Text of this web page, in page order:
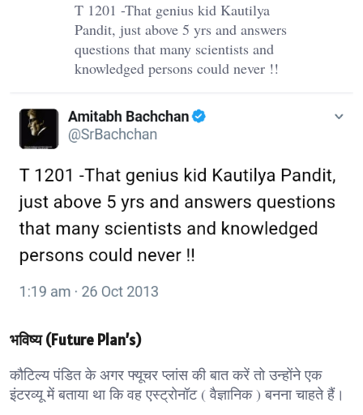
T 1201 -That genius kid Kautilya
Pandit, just above 5 yrs and answers
questions that many scientists and
knowledged persons could never !!
भविष्य (Future Plan’s)
कौटिल्य पंडित के अगर फ्यूचर प्लांस की बात करें तो उन्होंने एक
इंटरव्यू में बताया था कि वह एस्ट्रोनॉट ( वैज्ञानिक ) बनना चाहते हैं।